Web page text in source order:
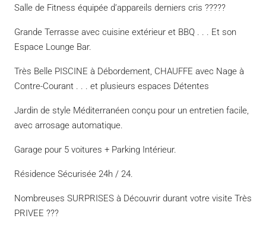
Salle de Fitness équipée d’appareils derniers cris ?????
Grande Terrasse avec cuisine extérieur et BBQ . . . Et son
Espace Lounge Bar.
Très Belle PISCINE à Débordement, CHAUFFE avec Nage à
Contre-Courant . . . et plusieurs espaces Détentes
Jardin de style Méditerranéen conçu pour un entretien facile,
avec arrosage automatique.
Garage pour 5 voitures + Parking Intérieur.
Résidence Sécurisée 24h / 24.
Nombreuses SURPRISES à Découvrir durant votre visite Très
PRIVEE ???